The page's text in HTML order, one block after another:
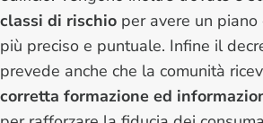
classi di rischio per avere un
più preciso e puntuale. Infine il
prevede anche che la comunità
corretta formazione ed